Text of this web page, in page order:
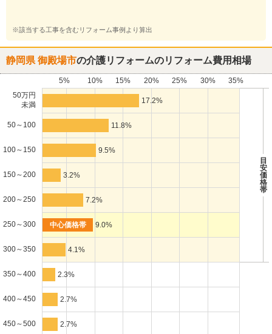
※該当する工事を含むリフォーム事例より算出
静岡県 御殿場市の介護リフォームのリフォーム費用相場
5% 10% 15% 20% 25% 30%
35%
50万円
未満
17.2%
目
安
価
格
帯
50～100 11.8%
100～150 9.5%
150～200 3.2%
200～250 7.2%
250～300 9.0%
300～350 4.1%
350～400 2.3%
400～450 2.7%
450～500 2.7%